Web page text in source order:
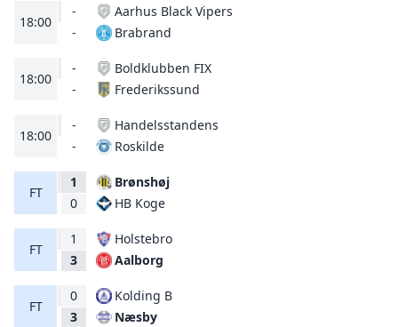
18:00
-
-
Aarhus Black Vipers
Brabrand
18:00
-
-
Boldklubben FIX
Frederikssund
18:00
-
-
Handelsstandens
Roskilde
FT
1
0
Brønshøj
HB Koge
FT
1
3
Holstebro
Aalborg
FT
0
3
Kolding B
Næsby